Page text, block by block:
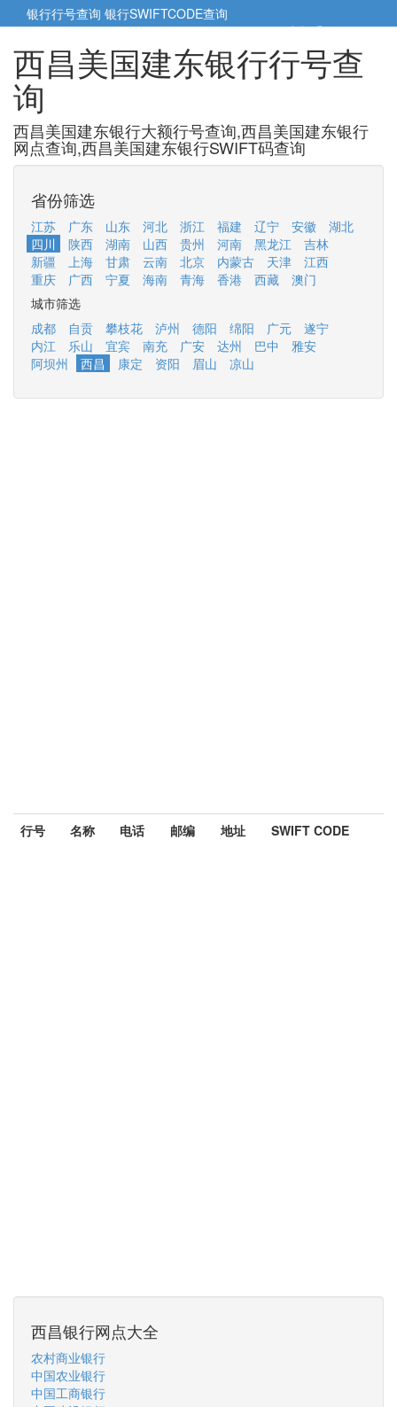
银行行号查询 银行SWIFTCODE查询
5cm小帮手5cm.cn
西昌美国建东银行行号查
询
西昌美国建东银行大额行号查询,西昌美国建东银行
网点查询,西昌美国建东银行SWIFT码查询
省份筛选
江苏 广东 山东 河北 浙江 福建 辽宁 安徽
湖北
四川
陕西 湖南 山西 贵州 河南 黑龙江
吉林
新疆
上海 甘肃 云南 北京 内蒙古 天津
江西
重庆
广西 宁夏 海南 青海 香港 西藏
澳门
城市筛选
成都
自贡 攀枝花 泸州 德阳 绵阳 广元
遂宁
内江
乐山 宜宾 南充 广安 达州 巴中
雅安
阿坝州
西昌 康定 资阳 眉山 凉山
行号 名称 电话 邮编 地址 SWIFT CODE
西昌银行网点大全
农村商业银行
中国农业银行
中国工商银行